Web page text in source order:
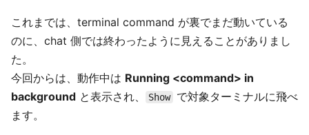
これまでは、terminal command が裏でまだ動いている
のに、chat 側では終わったように見えることがありまし
た。
今回からは、動作中は Running <command> in
background と表示され、 Show
で対象ターミナルに飛べ
ます。